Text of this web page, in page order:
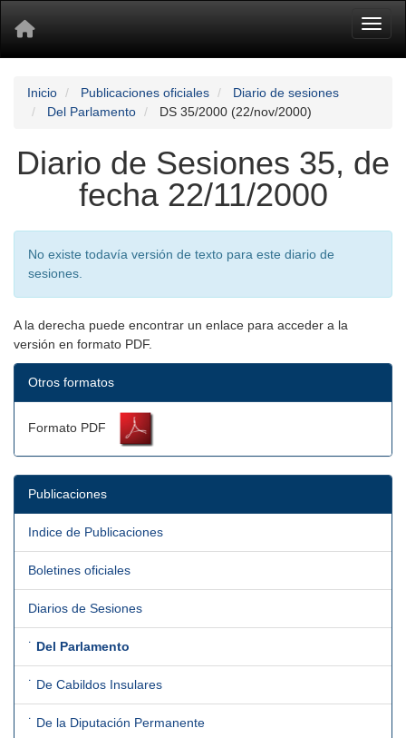
Inicio Publicaciones oficiales
Diario de sesiones
Del Parlamento
DS 35/2000 (22/nov/2000)
Diario de Sesiones 35, de
fecha 22/11/2000
No existe todavía versión de texto para este diario de
sesiones.
A la derecha puede encontrar un enlace para acceder a la
versión en formato PDF.
Otros formatos
Formato PDF
Publicaciones
Indice de Publicaciones
Boletines oficiales
Diarios de Sesiones
˙ Del Parlamento
˙ De Cabildos Insulares
˙ De la Diputación Permanente